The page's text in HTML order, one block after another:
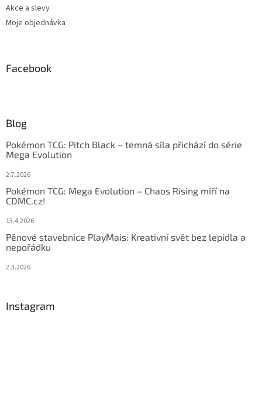
Akce a slevy
Moje objednávka
Facebook
Blog
Pokémon TCG: Pitch Black – temná síla přichází do série
Mega Evolution
2.7.2026
Pokémon TCG: Mega Evolution – Chaos Rising míří na
CDMC.cz!
13.4.2026
Pěnové stavebnice PlayMais: Kreativní svět bez lepidla a
nepořádku
2.3.2026
Instagram